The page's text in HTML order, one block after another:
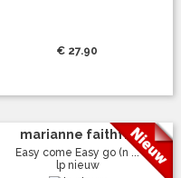
€ 27.90
marianne faithf...
Easy come Easy go (n ...
lp nieuw